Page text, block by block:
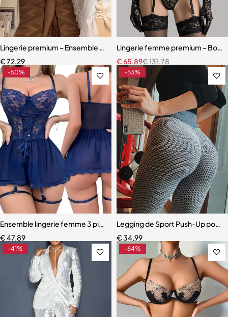
Lingerie premium – Ensemble en dentelle brodée avec porte-
€72,29
Lingerie femme premium –
€131,78
€65,89
-50%
Ensemble lingerie femme 3 pièces – Soutien-gorge, culotte et
€47,89
-53%
Legging de Sport Push-Up pour
€34,99
-41% -64%